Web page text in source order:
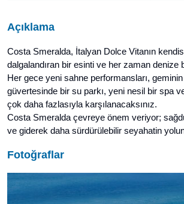
Açıklama
Costa Smeralda, İtalyan Dolce Vitanın
dalgalandıran bir esinti ve her zaman denize
Her gece yeni sahne performansları,
güvertesinde bir su parkı, yeni nesil bir spa
çok daha fazlasıyla karşılanacaksınız.
Costa Smeralda çevreye önem veriyor;
ve giderek daha sürdürülebilir seyahatin
Fotoğraflar